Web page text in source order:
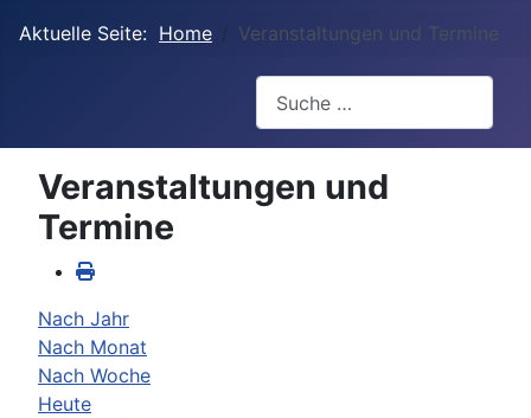
Aktuelle Seite: Home Veranstaltungen und Termine
Veranstaltungen und
Termine
Nach Jahr
Nach Monat
Nach Woche
Heute